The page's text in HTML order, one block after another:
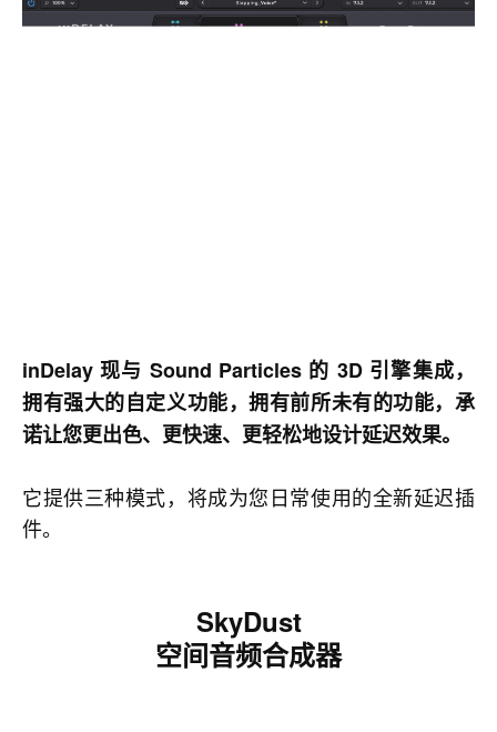
inDelay 现与 Sound Particles 的 3D 引擎集成，
拥有强大的自定义功能，拥有前所未有的功能，承
诺让您更出色、更快速、更轻松地设计延迟效果。
它提供三种模式，将成为您日常使用的全新延迟插
件。
SkyDust
空间音频合成器